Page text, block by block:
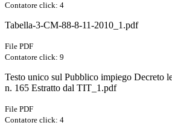
Contatore click: 4
Tabella-3-CM-88-8-11-2010_1.pdf
File PDF
Contatore click: 9
Testo unico sul Pubblico impiego Decreto
n. 165 Estratto dal TIT_1.pdf
File PDF
Contatore click: 4